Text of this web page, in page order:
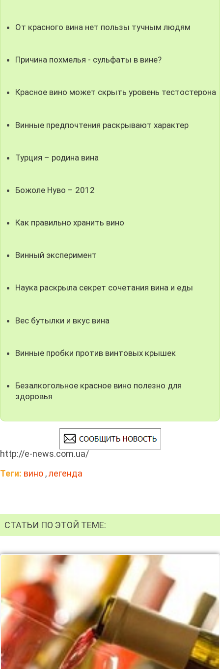
От красного вина нет пользы тучным людям
Причина похмелья - сульфаты в вине?
Красное вино может скрыть уровень тестостерона
Винные предпочтения раскрывают характер
Турция – родина вина
Божоле Нуво – 2012
Как правильно хранить вино
Винный эксперимент
Наука раскрыла секрет сочетания вина и еды
Вес бутылки и вкус вина
Винные пробки против винтовых крышек
Безалкогольное красное вино полезно для
здоровья
http://e-news.com.ua/
Теги: вино ,легенда
СТАТЬИ ПО ЭТОЙ ТЕМЕ: